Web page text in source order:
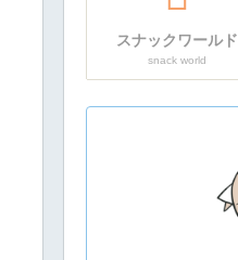
スナックワールド
snack world